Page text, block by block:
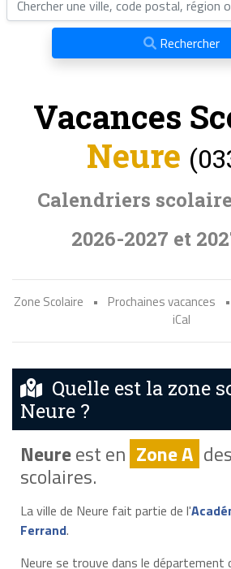
Rechercher
Vacances
Neure
Calendriers
2026-2027 et
Zone Scolaire • Prochaines vacances •
iCal
Quelle est la zone
Neure ?
Neureest en Zone A
scolaires.
La ville de Neure fait partie de l'
Ferrand.
Neure se trouve dans le département